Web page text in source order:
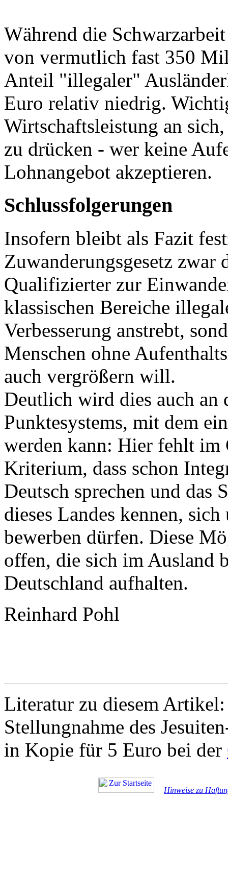
Während die
von vermutlich fast 350
Anteil "illegaler"
Euro relativ niedrig.
Wirtschaftsleistung an
zu drücken - wer keine
Lohnangebot akzeptieren.
Schlussfolgerungen
Insofern bleibt als Fazit
Zuwanderungsgesetz
Qualifizierter zur
klassischen Bereiche
Verbesserung anstrebt,
Menschen ohne
auch vergrößern will.
Deutlich wird dies auch an
Punktesystems, mit dem
werden kann: Hier fehlt im
Kriterium, dass schon
Deutsch sprechen und das
dieses Landes kennen,
bewerben dürfen. Diese
offen, die sich im Ausland
Deutschland aufhalten.
Reinhard Pohl
Literatur zu diesem Artikel
Stellungnahme des
in Kopie für 5 Euro bei der
Hinweise zu